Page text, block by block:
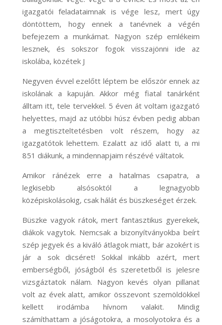
igazgatói feladataimnak is vége lesz, mert úgy
döntöttem, hogy ennek a tanévnek a végén
befejezem a munkámat. Nagyon szép emlékeim
lesznek, és sokszor fogok visszajönni ide az
iskolába, közétek J
Negyven évvel ezelőtt léptem be először ennek az
iskolának a kapuján. Akkor még fiatal tanárként
álltam itt, tele tervekkel. 5 éven át voltam igazgató
helyettes, majd az utóbbi húsz évben pedig abban
a megtiszteltetésben volt részem, hogy az
igazgatótok lehettem. Ezalatt az idő alatt ti, a mi
851 diákunk, a mindennapjaim részévé váltatok.
Amikor ránézek erre a hatalmas csapatra, a
legkisebb alsósoktól a legnagyobb
középiskolásokig, csak hálát és büszkeséget érzek.
Büszke vagyok rátok, mert fantasztikus gyerekek,
diákok vagytok. Nemcsak a bizonyítványokba beírt
szép jegyek és a kiváló átlagok miatt, bár azokért is
jár a sok dicséret! Sokkal inkább azért, mert
emberségből, jóságból és szeretetből is jelesre
vizsgáztatok nálam. Nagyon kevés olyan pillanat
volt az évek alatt, amikor összevont szemöldökkel
kellett irodámba hívnom valakit. Mindig
számíthattam a jóságotokra, a mosolyotokra és a